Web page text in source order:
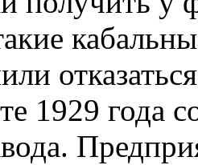
1929 года